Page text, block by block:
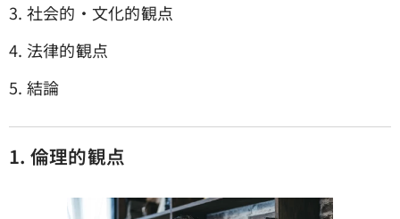
3. 社会的・文化的観点
4. 法律的観点
5. 結論
1. 倫理的観点